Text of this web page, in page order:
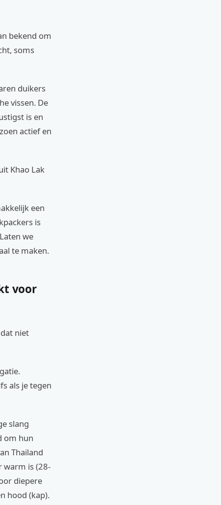
bekend om
soms
duikers
vissen. De
is en
actief en
Khao Lak
een
is
we
te maken.
voor
niet
als je tegen
slang
om hun
Thailand
warm is (28-
diepere
hood (kap).